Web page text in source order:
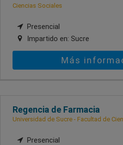
Ciencias Sociales
Presencial
Impartido en: Sucre
Más
Regencia de Farmacia
Universidad de Sucre - Facultad de
Presencial